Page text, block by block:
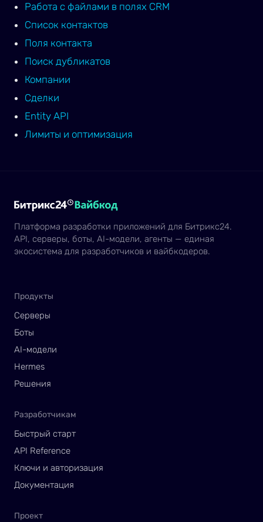
Работа с файлами в полях CRM
Список контактов
Поля контакта
Поиск дубликатов
Компании
Сделки
Entity API
Лимиты и оптимизация
Платформа разработки приложений для Битрикс24.
API, серверы, боты, AI-модели, агенты — единая
экосистема для разработчиков и вайбкодеров.
Продукты
Серверы
Боты
AI-модели
Hermes
Решения
Разработчикам
Быстрый старт
API Reference
Ключи и авторизация
Документация
Проект